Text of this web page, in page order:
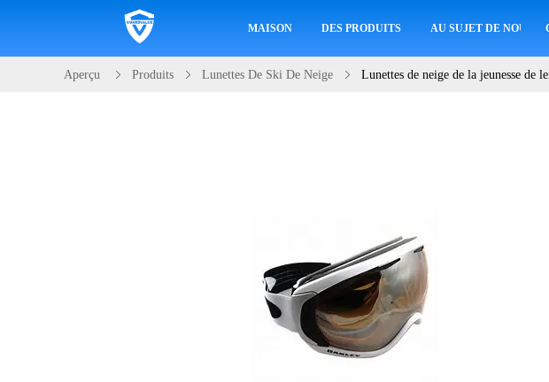
MAISON DES PRODUITS AU SUJET DE NOUS
Aperçu Produits Lunettes De Ski De Neige Lunettes de neige de la jeunesse